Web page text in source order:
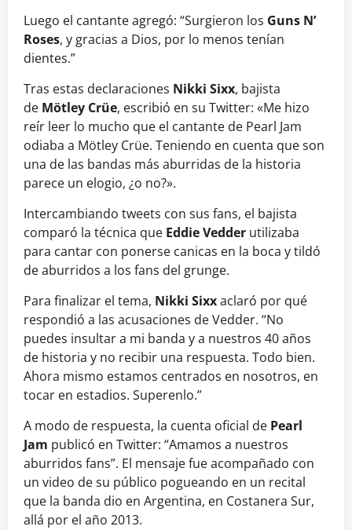
Luego el cantante agregó: “Surgieron los Guns N’
Roses, y gracias a Dios, por lo menos tenían
dientes.”
Tras estas declaraciones Nikki Sixx, bajista
de Mötley Crüe, escribió en su Twitter: «Me hizo
reír leer lo mucho que el cantante de Pearl Jam
odiaba a Mötley Crüe. Teniendo en cuenta que son
una de las bandas más aburridas de la historia
parece un elogio, ¿o no?».
Intercambiando tweets con sus fans, el bajista
comparó la técnica que Eddie Vedder utilizaba
para cantar con ponerse canicas en la boca y tildó
de aburridos a los fans del grunge.
Para finalizar el tema, Nikki Sixxaclaró por qué
respondió a las acusaciones de Vedder. “No
puedes insultar a mi banda y a nuestros 40 años
de historia y no recibir una respuesta. Todo bien.
Ahora mismo estamos centrados en nosotros, en
tocar en estadios. Superenlo.”
A modo de respuesta, la cuenta oficial de Pearl
Jam publicó en Twitter: “Amamos a nuestros
aburridos fans”. El mensaje fue acompañado con
un video de su público pogueando en un recital
que la banda dio en Argentina, en Costanera Sur,
allá por el año 2013.